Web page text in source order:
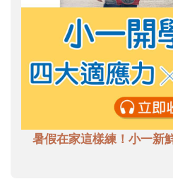
暑假在家這樣練！小一新